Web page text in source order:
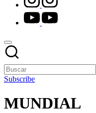
youtube.com
Subscribe
MUNDIAL